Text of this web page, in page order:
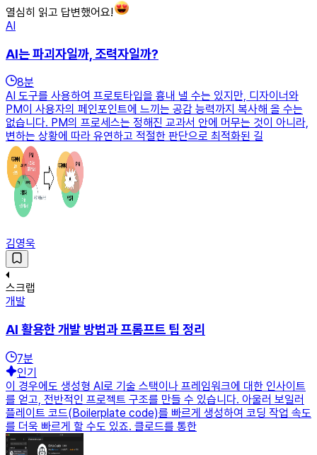
열심히 읽고 답변했어요!
AI
AI는 파괴자일까, 조력자일까?
8분
AI 도구를 사용하여 프로토타입을 흉내 낼 수는 있지만, 디자이너와
PM이 사용자의 페인포인트에 느끼는 공감 능력까지 복사해 올 수는
없습니다. PM의 프로세스는 정해진 교과서 안에 머무는 것이 아니라,
변하는 상황에 따라 유연하고 적절한 판단으로 최적화된 길
김영욱
스크랩
개발
AI 활용한 개발 방법과 프롬프트 팁 정리
7분
인기
이 경우에도 생성형 AI로 기술 스택이나 프레임워크에 대한 인사이트
를 얻고, 전반적인 프로젝트 구조를 만들 수 있습니다. 아울러 보일러
플레이트 코드(Boilerplate code)를 빠르게 생성하여 코딩 작업 속도
를 더욱 빠르게 할 수도 있죠. 클로드를 통한